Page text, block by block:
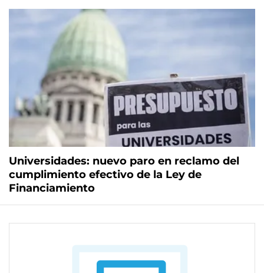
Universidades: nuevo paro en reclamo del
cumplimiento efectivo de la Ley de
Financiamiento